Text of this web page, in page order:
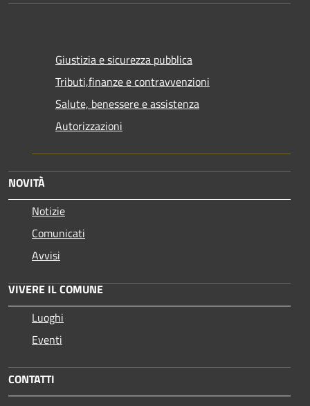
Giustizia e sicurezza pubblica
Tributi,finanze e contravvenzioni
Salute, benessere e assistenza
Autorizzazioni
NOVITÀ
Notizie
Comunicati
Avvisi
VIVERE IL COMUNE
Luoghi
Eventi
CONTATTI